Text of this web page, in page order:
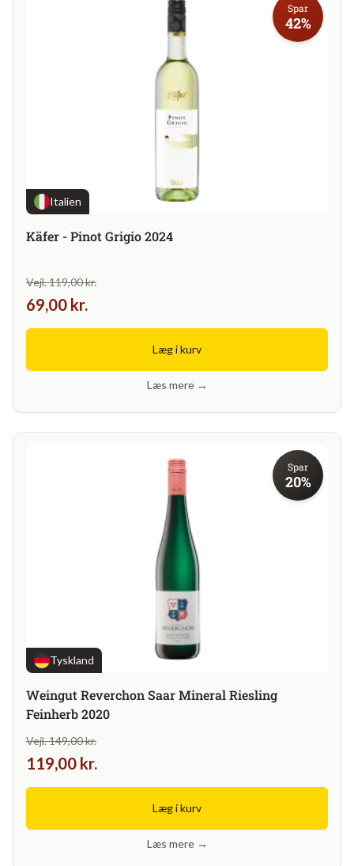
Spar
42%
Italien
Käfer - Pinot Grigio 2024
Vejl. 119,00 kr.
69,00 kr.
Læg i kurv
Læs mere →
Spar
20%
Tyskland
Weingut Reverchon Saar Mineral Riesling
Feinherb 2020
Vejl. 149,00 kr.
119,00 kr.
Læg i kurv
Læs mere →